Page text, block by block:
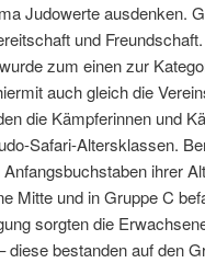
Judowerte ausdenken.
und
zum einen zur
auch gleich die
die Kämpferinnen und
Safari-Altersklassen.
ihrer
Mitte und in Gruppe C
sorgten die
bestanden auf den